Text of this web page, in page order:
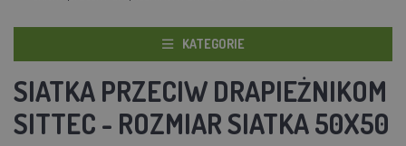
KATEGORIE
SIATKA PRZECIW DRAPIEŻNIKOM
SITTEC - ROZMIAR SIATKA 50X50